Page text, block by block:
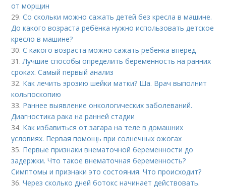
от морщин
29.Со скольки можно сажать детей без кресла в машине.
До какого возраста ребёнка нужно использовать детское
кресло в машине?
30.С какого возраста можно сажать ребенка вперед
31. Лучшие способы определить беременность на ранних
сроках. Самый первый анализ
32. Как лечить эрозию шейки матки? Ша. Врач выполнит
кольпоскопию
33. Раннее выявление онкологических заболеваний.
Диагностика рака на ранней стадии
34. Как избавиться от загара на теле в домашних
условиях. Первая помощь при солнечных ожогах
35. Первые признаки внематочной беременности до
задержки. Что такое внематочная беременность?
Симптомы и признаки это состояния. Что происходит?
36.Через сколько дней ботокс начинает действовать.